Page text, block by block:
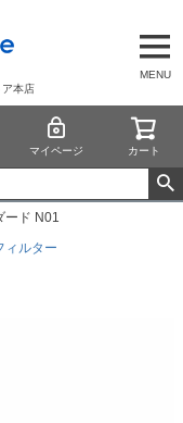
MENU
本店
マイページ カート
ード N01
ィルター